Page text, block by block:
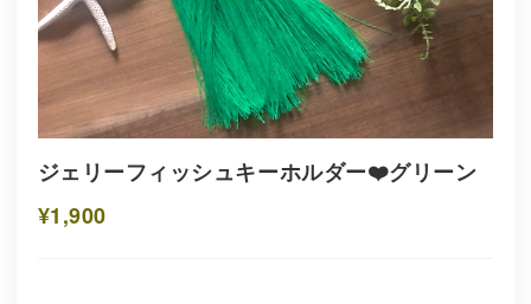
ジェリーフィッシュキーホルダー❤️グリーン
¥1,900